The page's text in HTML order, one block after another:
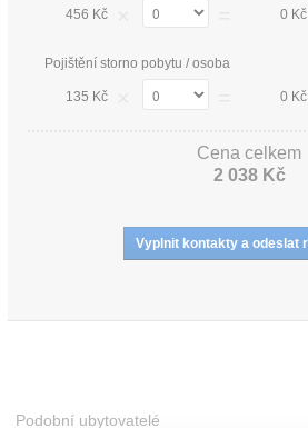
456 Kč 0 Kč
Pojištění storno pobytu / osoba
135 Kč 0 Kč
Cena celkem
2 038 Kč
Podobní ubytovatelé